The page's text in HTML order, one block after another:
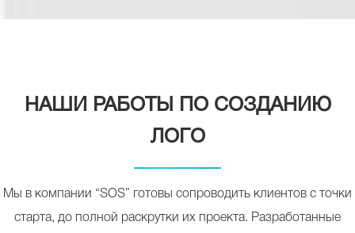
НАШИ РАБОТЫ ПО СОЗДАНИЮ
ЛОГО
Мы в компании “SOS” готовы сопроводить клиентов с точки
старта, до полной раскрутки их проекта. Разработанные